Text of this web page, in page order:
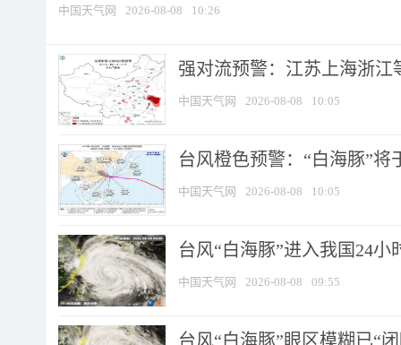
中国天气网 2026-08-08 10:26
强对流预警：江苏上海浙江
中国天气网 2026-08-08 10:05
台风橙色预警：“白海豚”将
中国天气网 2026-08-08 10:05
台风“白海豚”进入我国24
中国天气网 2026-08-08 09:55
台风“白海豚”眼区模糊已“